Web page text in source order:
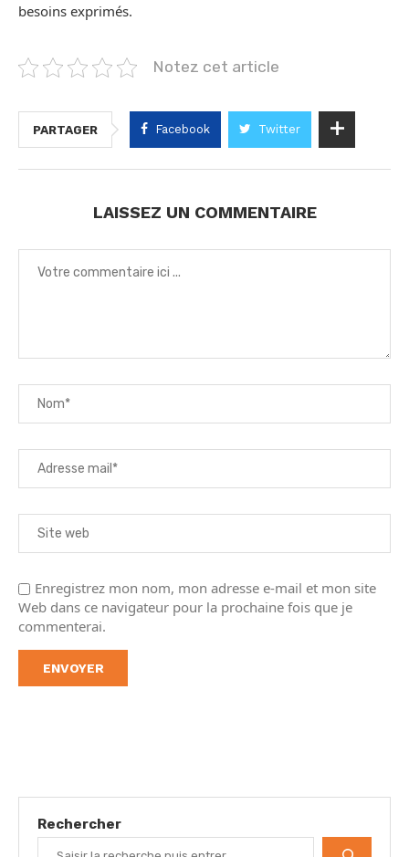
besoins exprimés.
Notez cet article
PARTAGER Facebook Twitter
LAISSEZ UN COMMENTAIRE
Enregistrez mon nom, mon adresse e-mail et mon site
Web dans ce navigateur pour la prochaine fois que je
commenterai.
Rechercher